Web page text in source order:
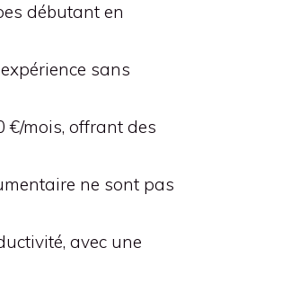
débutant en
sans
€/mois, offrant des
ne sont pas
avec une